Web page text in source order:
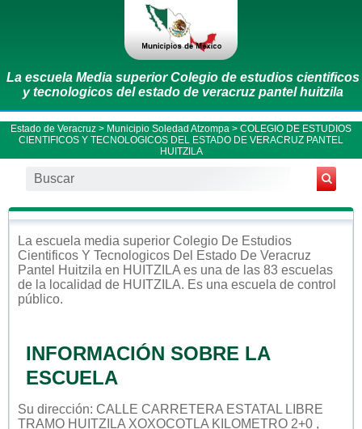
La escuela Media superior Colegio de estudios cientificos
y tecnologicos del estado de veracruz pantel huitzila
Estado de Veracruz > Municipio Soledad Atzompa > COLEGIO DE ESTUDIOS
CIENTIFICOS Y TECNOLOGICOS DEL ESTADO DE VERACRUZ PANTEL
HUITZILA
La escuela media superior Colegio De Estudios
Cientificos Y Tecnologicos Del Estado De Veracruz
Pantel Huitzila en HUITZILA es una de las 83 escuelas
de la localidad de HUITZILA. Es una escuela de control
público.
INFORMACIÓN SOBRE LA
ESCUELA
Su dirección: CALLE CARRETERA ESTATAL LIBRE
TRAMO HUITZILA XOXOCOTLA KILOMETRO 2+0 ,